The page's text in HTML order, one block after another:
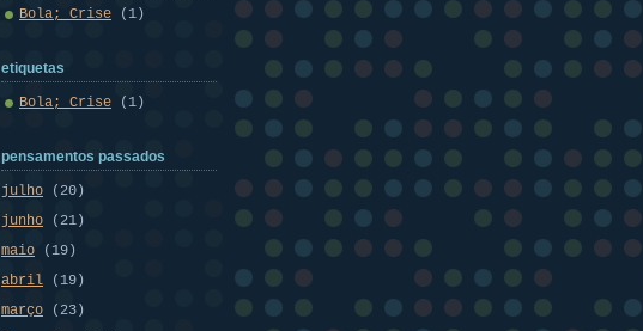
Bola; Crise (1)
etiquetas
Bola; Crise (1)
pensamentos passados
julho (20)
junho (21)
maio (19)
abril (19)
março (23)